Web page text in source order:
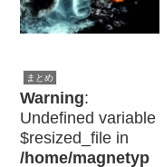
Warning:
Undefined variable
$resized_file in
/home/magnetyp
まとめ